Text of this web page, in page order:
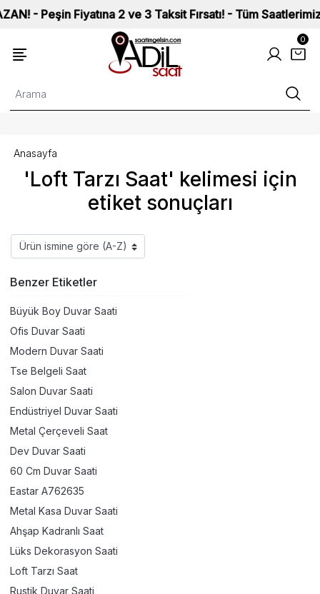
- Peşin Fiyatına 2 ve 3 Taksit Fırsatı! - Tüm
0
'Loft Tarzı Saat' kelimesi için
etiket sonuçları
Anasayfa
Benzer Etiketler
Büyük Boy Duvar Saati
Ofis Duvar Saati
Modern Duvar Saati
Tse Belgeli Saat
Salon Duvar Saati
Endüstriyel Duvar Saati
Metal Çerçeveli Saat
Dev Duvar Saati
60 Cm Duvar Saati
Eastar A762635
Metal Kasa Duvar Saati
Ahşap Kadranlı Saat
Lüks Dekorasyon Saati
Loft Tarzı Saat
Rustik Duvar Saati